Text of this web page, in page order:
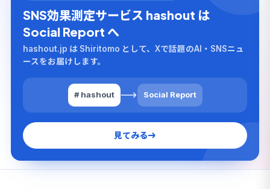
SNS効果測定サービス hashout は
Social Report へ
hashout.jp は Shiritomo として、Xで話題のAI・SNSニュ
ースをお届けします。
# hashout Social Report
見てみる